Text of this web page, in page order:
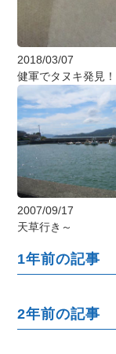
2018/03/07
健軍でタヌキ発見！
2007/09/17
天草行き～
1年前の記事
2年前の記事